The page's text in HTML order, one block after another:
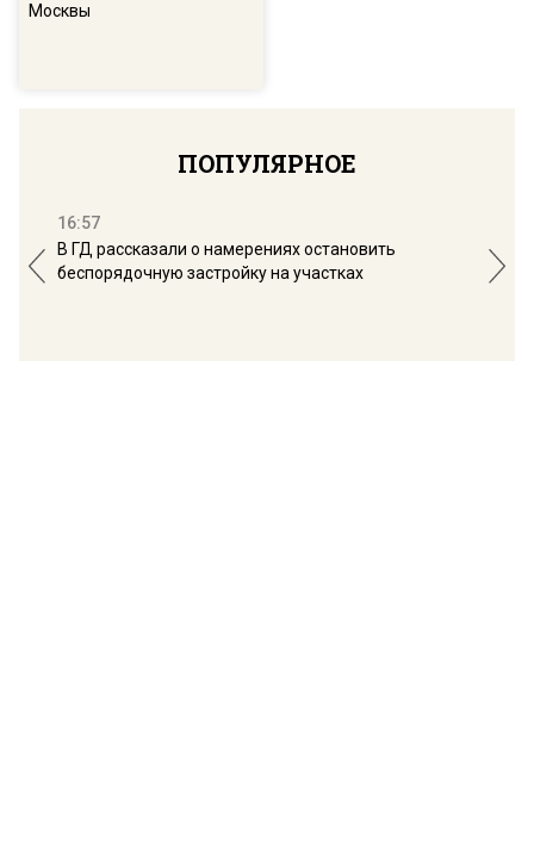
Москвы
ПОПУЛЯРНОЕ
16:57
В ГД рассказали о намерениях остановить
беспорядочную застройку на участках